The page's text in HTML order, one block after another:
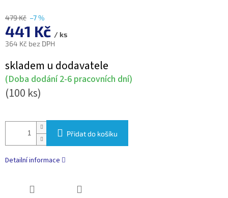
479 Kč –7 %
441 Kč / ks
364 Kč bez DPH
cena:
skladem u dodavatele
(Doba dodání 2-6 pracovních dní)
(100 ks)
Přidat do košíku
Detailní informace